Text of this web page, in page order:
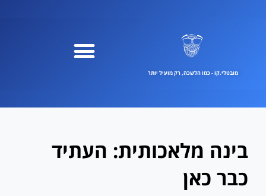
מובטלי.קוֹ - כמו הלשכה, רק מועיל יותר
בינה מלאכותית: העתיד
כבר כאן